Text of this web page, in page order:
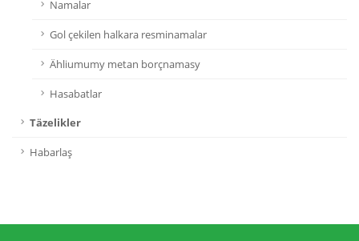
Namalar
Gol çekilen halkara resminamalar
Ähliumumy metan borçnamasy
Hasabatlar
Täzelikler
Habarlaş